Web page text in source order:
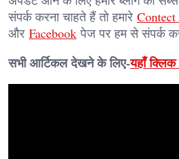
संपर्क करना चाहते हैं तो हमारे Contect
और Facebook पेज पर हम से संपर्क
सभी आर्टिकल देखने के लिए-यहाँ